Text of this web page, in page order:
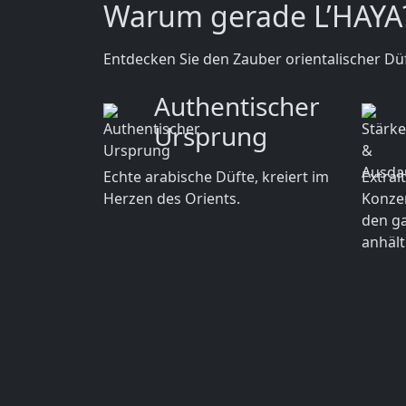
Warum gerade
Entdecken Sie den Zauber orientalischer
Authentischer
Ursprung
Echte arabische Düfte, kreiert im
Herzen des Orients.
den